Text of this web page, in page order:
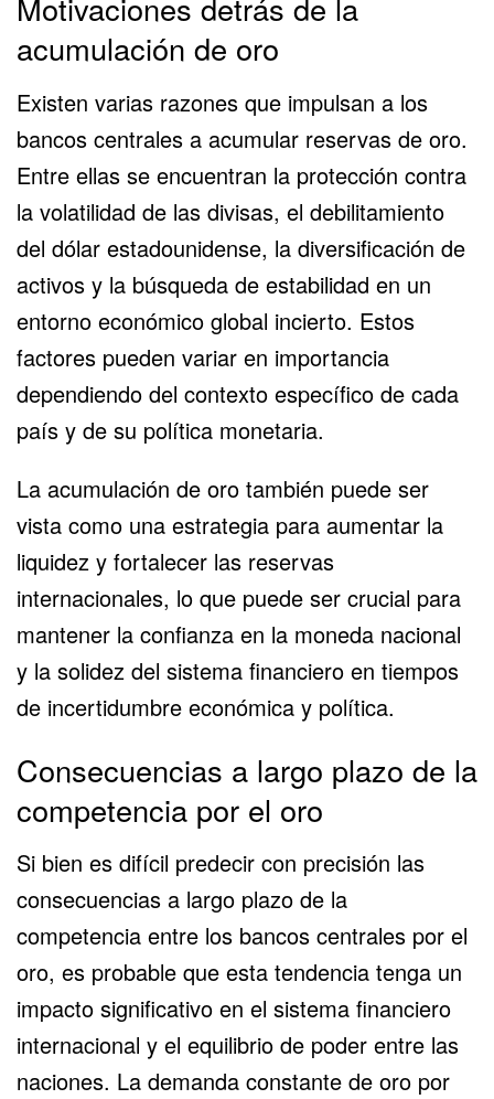
Motivaciones detrás de la
acumulación de oro
Existen varias razones que impulsan a los
bancos centrales a acumular reservas de oro.
Entre ellas se encuentran la protección contra
la volatilidad de las divisas, el debilitamiento
del dólar estadounidense, la diversificación de
activos y la búsqueda de estabilidad en un
entorno económico global incierto. Estos
factores pueden variar en importancia
dependiendo del contexto específico de cada
país y de su política monetaria.
La acumulación de oro también puede ser
vista como una estrategia para aumentar la
liquidez y fortalecer las reservas
internacionales, lo que puede ser crucial para
mantener la confianza en la moneda nacional
y la solidez del sistema financiero en tiempos
de incertidumbre económica y política.
Consecuencias a largo plazo de la
competencia por el oro
Si bien es difícil predecir con precisión las
consecuencias a largo plazo de la
competencia entre los bancos centrales por el
oro, es probable que esta tendencia tenga un
impacto significativo en el sistema financiero
internacional y el equilibrio de poder entre las
naciones. La demanda constante de oro por